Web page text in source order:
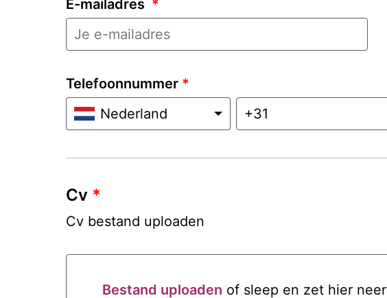
E-mailadres *
Telefoonnummer *
Nederland
Cv *
Cv bestand uploaden
Bestand uploaden of sleep en zet hier neer